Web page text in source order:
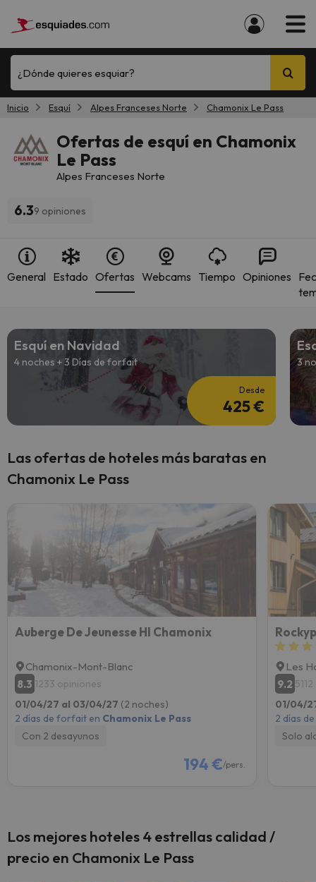
¿Dónde quieres esquiar?
Inicio Esquí Alpes Franceses Norte Chamonix Le Pass
Ofertas de esquí en Chamonix
Le Pass
Alpes Franceses Norte
6.39 opiniones
General Estado Ofertas Webcams Tiempo Opiniones
Esquí en Navidad
4 noches + 3 Días de forfait
Desde
425 €
3
Las ofertas de hoteles más baratas en
Chamonix Le Pass
Auberge De Jeunesse HI Chamonix
Chamonix-Mont-Blanc
8.3 1233 opiniones
01/04/27 al 03/04/27 (2 noches)
2 días de forfait en Chamonix Le Pass
Con 2 desayunos
194 €/pers.
Les
9.2
01/04/
2 días
Solo
Los mejores hoteles 4 estrellas calidad /
precio en Chamonix Le Pass